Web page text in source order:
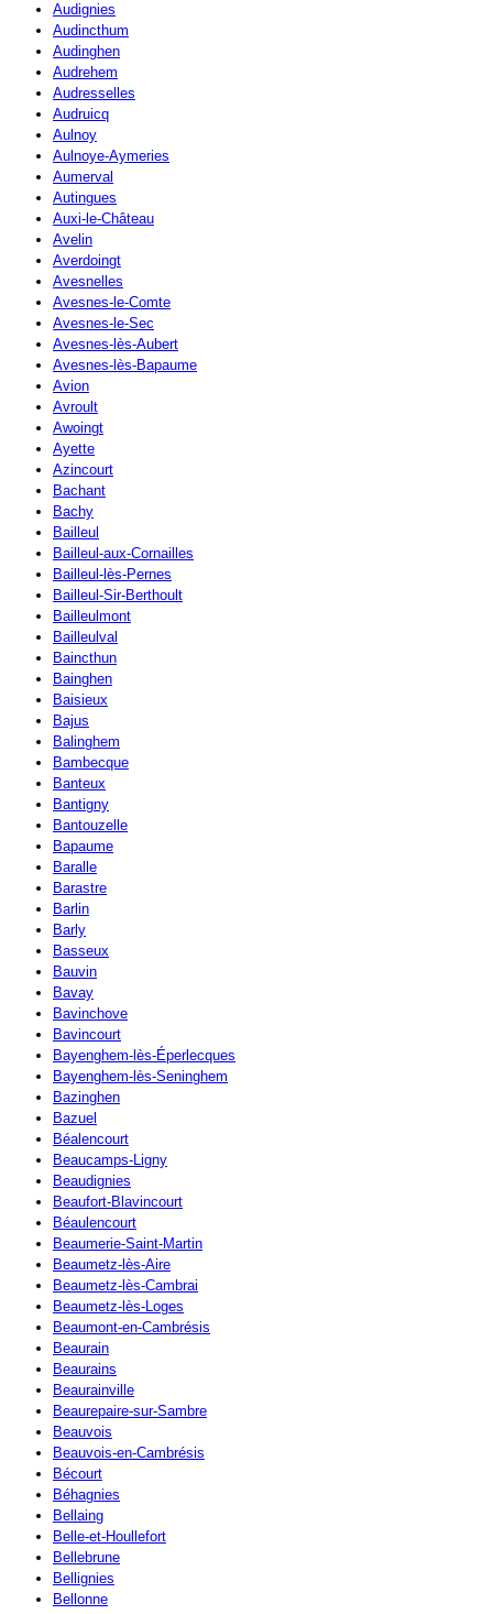
Audignies
Audincthum
Audinghen
Audrehem
Audresselles
Audruicq
Aulnoy
Aulnoye-Aymeries
Aumerval
Autingues
Auxi-le-Château
Avelin
Averdoingt
Avesnelles
Avesnes-le-Comte
Avesnes-le-Sec
Avesnes-lès-Aubert
Avesnes-lès-Bapaume
Avion
Avroult
Awoingt
Ayette
Azincourt
Bachant
Bachy
Bailleul
Bailleul-aux-Cornailles
Bailleul-lès-Pernes
Bailleul-Sir-Berthoult
Bailleulmont
Bailleulval
Baincthun
Bainghen
Baisieux
Bajus
Balinghem
Bambecque
Banteux
Bantigny
Bantouzelle
Bapaume
Baralle
Barastre
Barlin
Barly
Basseux
Bauvin
Bavay
Bavinchove
Bavincourt
Bayenghem-lès-Éperlecques
Bayenghem-lès-Seninghem
Bazinghen
Bazuel
Béalencourt
Beaucamps-Ligny
Beaudignies
Beaufort-Blavincourt
Béaulencourt
Beaumerie-Saint-Martin
Beaumetz-lès-Aire
Beaumetz-lès-Cambrai
Beaumetz-lès-Loges
Beaumont-en-Cambrésis
Beaurain
Beaurains
Beaurainville
Beaurepaire-sur-Sambre
Beauvois
Beauvois-en-Cambrésis
Bécourt
Béhagnies
Bellaing
Belle-et-Houllefort
Bellebrune
Bellignies
Bellonne